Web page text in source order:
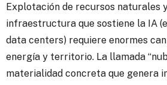
Explotación de recursos naturales
infraestructura que sostiene la IA
data centers) requiere enormes
energía y territorio. La llamada
materialidad concreta que genera